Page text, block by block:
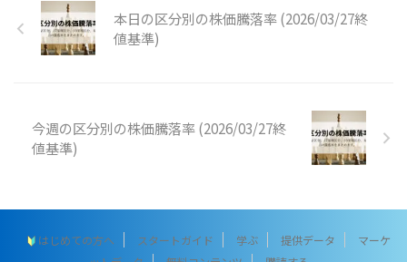
本日の区分別の株価騰落率 (2026/03/27終
値基準)
今週の区分別の株価騰落率 (2026/03/27終
値基準)
はじめての方へ スタートガイド 学ぶ 提供データ
マーケ